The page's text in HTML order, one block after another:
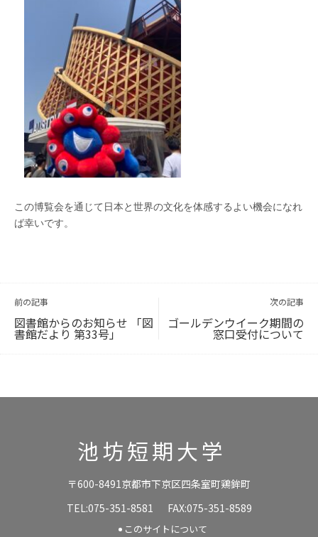
この博覧会を通じて日本と世界の文化を体感するよい機会になれ
ば幸いです。
前の記事
図書館からのお知らせ 「図
書館だより 第33号」
次の記事
ゴールデンウイーク期間の
窓口受付について
池坊短期大学
〒600-8491京都市下京区四条室町鶏鉾町
TEL:075-351-8581
FAX:075-351-8589
このサイトについて